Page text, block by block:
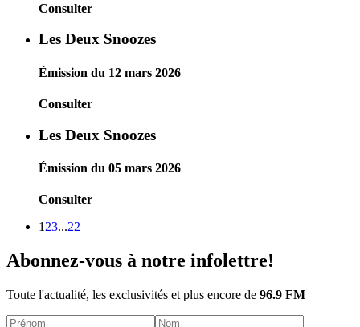
Consulter
Les Deux Snoozes
Émission du 12 mars 2026
Consulter
Les Deux Snoozes
Émission du 05 mars 2026
Consulter
1 23...22
Abonnez-vous à notre infolettre!
Toute l'actualité, les exclusivités et plus encore de 96.9 FM